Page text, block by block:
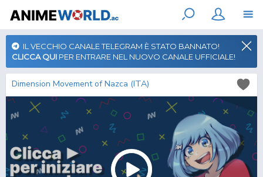
IL VECCHIO CANALE TELEGRAM È STATO BANNATO!
CLICCA QUI PER ENTRARE NEL NUOVO CANALE UFFICIALE!
Dimension Movement of Nazca (ITA)